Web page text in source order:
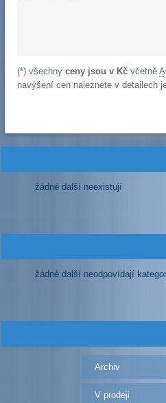
(*) všechny ceny jsou v Kčvčetně
navýšení cen naleznete v detailech
žádné další neexistují
žádné další neodpovídají
Archiv
V prodeji